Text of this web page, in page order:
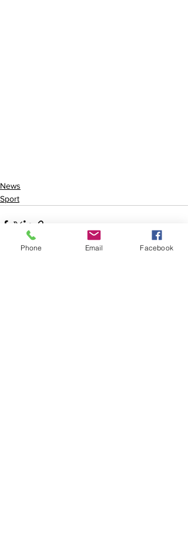
News
Sport
Phone Email Facebook